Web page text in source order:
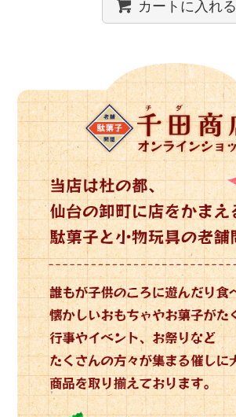
カートに入れる